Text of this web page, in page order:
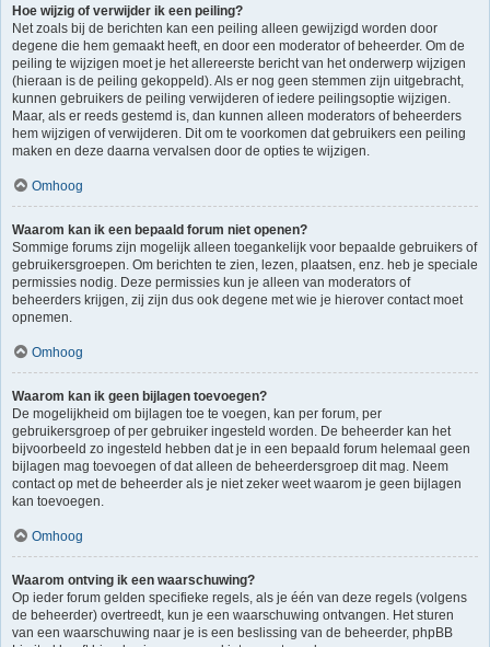
Hoe wijzig of verwijder ik een peiling?
Net zoals bij de berichten kan een peiling alleen gewijzigd worden door
degene die hem gemaakt heeft, en door een moderator of beheerder. Om de
peiling te wijzigen moet je het allereerste bericht van het onderwerp wijzigen
(hieraan is de peiling gekoppeld). Als er nog geen stemmen zijn uitgebracht,
kunnen gebruikers de peiling verwijderen of iedere peilingsoptie wijzigen.
Maar, als er reeds gestemd is, dan kunnen alleen moderators of beheerders
hem wijzigen of verwijderen. Dit om te voorkomen dat gebruikers een peiling
maken en deze daarna vervalsen door de opties te wijzigen.
Omhoog
Waarom kan ik een bepaald forum niet openen?
Sommige forums zijn mogelijk alleen toegankelijk voor bepaalde gebruikers of
gebruikersgroepen. Om berichten te zien, lezen, plaatsen, enz. heb je speciale
permissies nodig. Deze permissies kun je alleen van moderators of
beheerders krijgen, zij zijn dus ook degene met wie je hierover contact moet
opnemen.
Omhoog
Waarom kan ik geen bijlagen toevoegen?
De mogelijkheid om bijlagen toe te voegen, kan per forum, per
gebruikersgroep of per gebruiker ingesteld worden. De beheerder kan het
bijvoorbeeld zo ingesteld hebben dat je in een bepaald forum helemaal geen
bijlagen mag toevoegen of dat alleen de beheerdersgroep dit mag. Neem
contact op met de beheerder als je niet zeker weet waarom je geen bijlagen
kan toevoegen.
Omhoog
Waarom ontving ik een waarschuwing?
Op ieder forum gelden specifieke regels, als je één van deze regels (volgens
de beheerder) overtreedt, kun je een waarschuwing ontvangen. Het sturen
van een waarschuwing naar je is een beslissing van de beheerder, phpBB